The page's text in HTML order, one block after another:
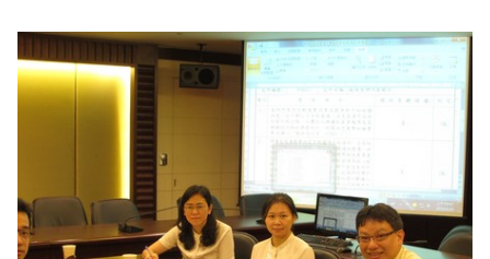
外，各組榮獲前十位選手頒發台南市政府教育局長獎狀，第一名另
有獎章和獎金，而未入選前四名的小朋友則贈送優勝獎品。 頒獎典
禮於上午10:30在大禮堂舉行，..